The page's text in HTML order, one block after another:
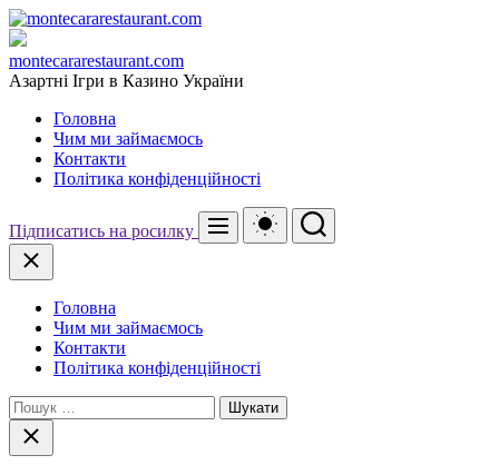
Перейти
до
вмісту
montecararestaurant.com
Азартні Ігри в Казино України
Головна
Чим ми займаємось
Контакти
Політика конфіденційності
Підписатись на росилку Меню
Перемикач
кольорового
Пошук
Закрити
Головна
Чим ми займаємось
Контакти
Політика конфіденційності
Пошук:
Закрити
пошук